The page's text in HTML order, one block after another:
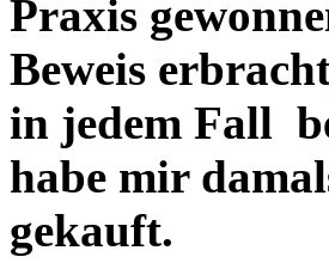
Praxis
Beweis
in jedem Fall
habe mir
gekauft.